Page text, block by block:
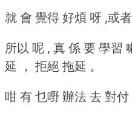
就 會 覺得 好煩 呀 ,或者
所以 呢 , 真 係 要 學習
延 ， 拒絕 拖延 。
咁 有 乜嘢 辦法 去 對